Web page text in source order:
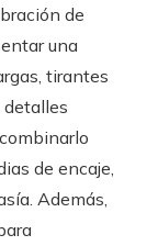
de
una
tirantes
detalles
de encaje,
Además,